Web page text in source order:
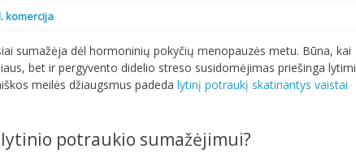
komercija
sumažėja dėl hormoninių pokyčių menopauzės metu. Būna, kai
bet ir pergyvento didelio streso susidomėjimas priešinga lytimi
meilės džiaugsmus padedalytinį potraukį skatinantys vaistai
potraukio sumažėjimui?